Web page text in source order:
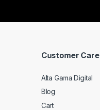
Customer Care
Alta Gama Digital
Blog
Cart